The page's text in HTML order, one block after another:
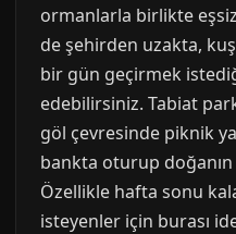
ormanlarla birlikte
de şehirden uzakta,
bir gün geçirmek
edebilirsiniz. Tabiat
göl çevresinde piknik
bankta oturup doğanın
Özellikle hafta sonu
isteyenler için burası